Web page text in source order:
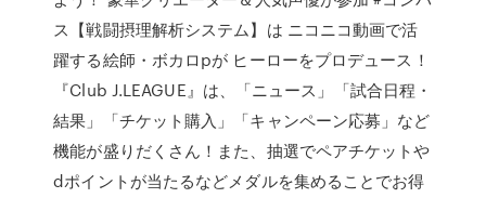
ス【戦闘摂理解析システム】は ニコニコ動画で活
躍する絵師・ボカロpが ヒーローをプロデュース！
『Club J.LEAGUE』は、「ニュース」「試合日程・
結果」「チケット購入」「キャンペーン応募」など
機能が盛りだくさん！また、抽選でペアチケットや
dポイントが当たるなどメダルを集めることでお得